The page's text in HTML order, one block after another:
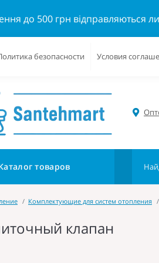
до 500 грн відправляються
безопасности Условия
товаров
Комплектующие для систем отопления
клапан